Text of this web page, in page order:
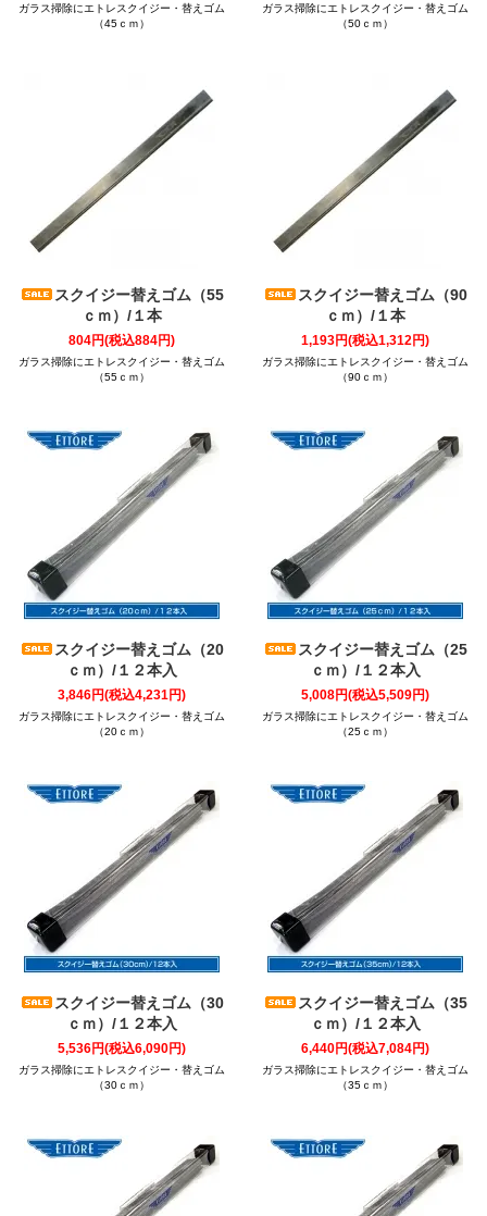
ガラス掃除にエトレスクイジー・替えゴム
（45ｃｍ）
ガラス掃除にエトレスクイジー・替えゴム
（50ｃｍ）
スクイジー替えゴム（55
ｃｍ）/１本
804円(税込884円)
ガラス掃除にエトレスクイジー・替えゴム
（55ｃｍ）
スクイジー替えゴム（90
ｃｍ）/１本
1,193円(税込1,312円)
ガラス掃除にエトレスクイジー・替えゴム
（90ｃｍ）
スクイジー替えゴム（20
ｃｍ）/１２本入
3,846円(税込4,231円)
ガラス掃除にエトレスクイジー・替えゴム
（20ｃｍ）
スクイジー替えゴム（25
ｃｍ）/１２本入
5,008円(税込5,509円)
ガラス掃除にエトレスクイジー・替えゴム
（25ｃｍ）
スクイジー替えゴム（30
ｃｍ）/１２本入
5,536円(税込6,090円)
ガラス掃除にエトレスクイジー・替えゴム
（30ｃｍ）
スクイジー替えゴム（35
ｃｍ）/１２本入
6,440円(税込7,084円)
ガラス掃除にエトレスクイジー・替えゴム
（35ｃｍ）